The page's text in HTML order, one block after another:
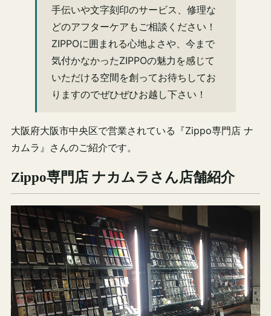
手伝いや文字刻印のサービス、修理な
どのアフターケアもご相談ください！
ZIPPOに囲まれる心地よさや、今まで
気付かなかったZIPPOの魅力を感じて
いただける空間を創ってお待ちしてお
りますのでぜひぜひお越し下さい！
大阪府大阪市中央区で営業されている『Zippo専門店 ナ
カムラ』さんのご紹介です。
Zippo専門店 ナカムラさん店舗紹介